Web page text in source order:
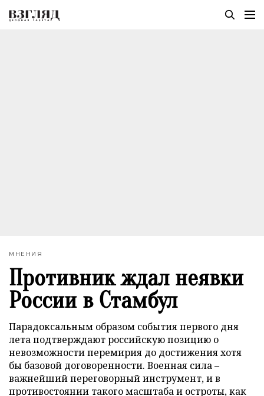
МНЕНИЯ
Противник ждал неявки
России в Стамбул
Парадоксальным образом события первого дня
лета подтверждают российскую позицию о
невозможности перемирия до достижения хотя
бы базовой договоренности. Военная сила –
важнейший переговорный инструмент, и в
противостоянии такого масштаба и остроты, как